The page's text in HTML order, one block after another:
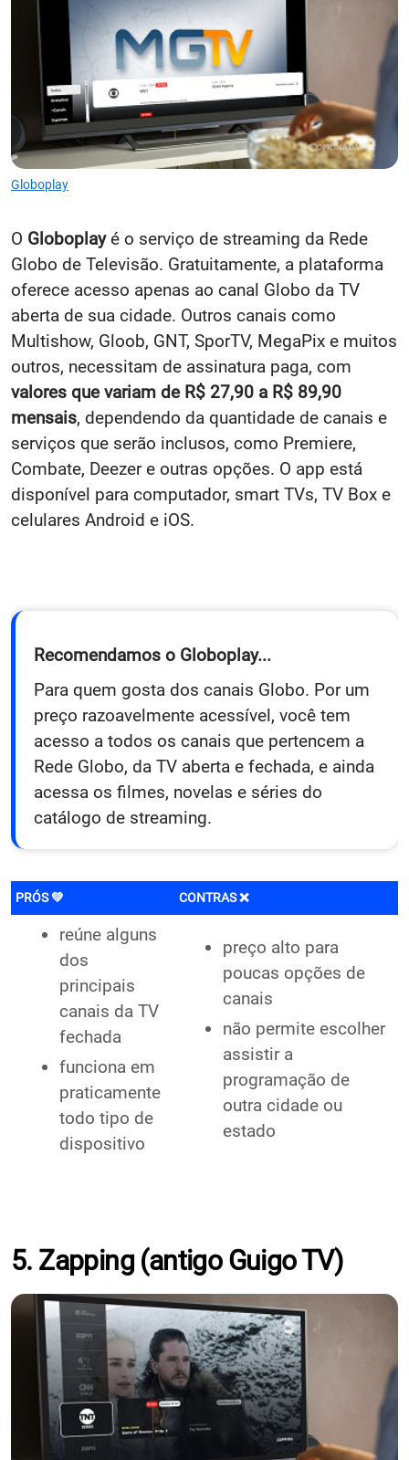
Globoplay
O Globoplayé o serviço de streaming da Rede
Globo de Televisão. Gratuitamente, a plataforma
oferece acesso apenas ao canal Globo da TV
aberta de sua cidade. Outros canais como
Multishow, Gloob, GNT, SporTV, MegaPix e muitos
outros, necessitam de assinatura paga, com
valores que variam de R$ 27,90 a R$ 89,90
mensais, dependendo da quantidade de canais e
serviços que serão inclusos, como Premiere,
Combate, Deezer e outras opções. O app está
disponível para computador, smart TVs, TV Box e
celulares Android e iOS.
Recomendamos o Globoplay...
Para quem gosta dos canais Globo. Por um
preço razoavelmente acessível, você tem
acesso a todos os canais que pertencem a
Rede Globo, da TV aberta e fechada, e ainda
acessa os filmes, novelas e séries do
catálogo de streaming.
PRÓS 💚 CONTRAS ❌
reúne alguns
dos
principais
canais da TV
fechada
funciona em
praticamente
todo tipo de
dispositivo
preço alto para
poucas opções de
canais
não permite escolher
assistir a
programação de
outra cidade ou
estado
5. Zapping (antigo Guigo TV)